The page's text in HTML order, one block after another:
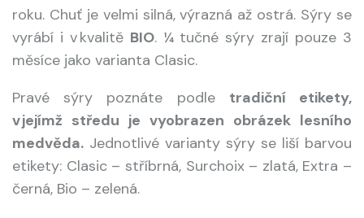
roku. Chuť je velmi silná, výrazná až ostrá. Sýry se
vyrábí i v kvalitě BIO. ¼ tučné sýry zrají pouze 3
měsíce jako varianta Clasic.
Pravé sýry poznáte podle tradiční etikety,
v jejímž středu je vyobrazen obrázek lesního
medvěda. Jednotlivé varianty sýry se liší barvou
etikety: Clasic – stříbrná, Surchoix – zlatá, Extra –
černá, Bio – zelená.